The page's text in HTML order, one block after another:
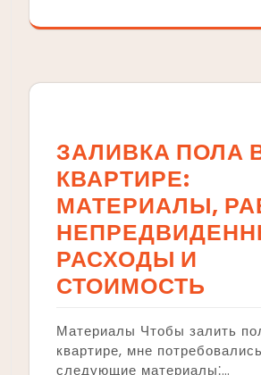
ЗАЛИВКА ПОЛА
КВАРТИРЕ:
МАТЕРИАЛЫ,
РАСХОДЫ И
СТОИМОСТЬ
Материалы Чтобы залить
квартире, мне потребовались
следующие материалы⁚…